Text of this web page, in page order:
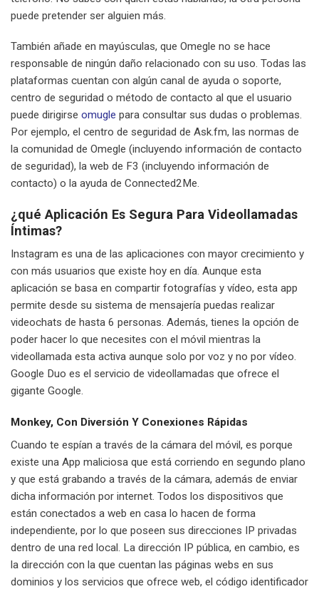
puede pretender ser alguien más.
También añade en mayúsculas, que Omegle no se hace
responsable de ningún daño relacionado con su uso. Todas las
plataformas cuentan con algún canal de ayuda o soporte,
centro de seguridad o método de contacto al que el usuario
puede dirigirse omugle para consultar sus dudas o problemas.
Por ejemplo, el centro de seguridad de Ask.fm, las normas de
la comunidad de Omegle (incluyendo información de contacto
de seguridad), la web de F3 (incluyendo información de
contacto) o la ayuda de Connected2Me.
¿qué Aplicación Es Segura Para Videollamadas
Íntimas?
Instagram es una de las aplicaciones con mayor crecimiento y
con más usuarios que existe hoy en día. Aunque esta
aplicación se basa en compartir fotografías y vídeo, esta app
permite desde su sistema de mensajería puedas realizar
videochats de hasta 6 personas. Además, tienes la opción de
poder hacer lo que necesites con el móvil mientras la
videollamada esta activa aunque solo por voz y no por vídeo.
Google Duo es el servicio de videollamadas que ofrece el
gigante Google.
Monkey, Con Diversión Y Conexiones Rápidas
Cuando te espían a través de la cámara del móvil, es porque
existe una App maliciosa que está corriendo en segundo plano
y que está grabando a través de la cámara, además de enviar
dicha información por internet. Todos los dispositivos que
están conectados a web en casa lo hacen de forma
independiente, por lo que poseen sus direcciones IP privadas
dentro de una red local. La dirección IP pública, en cambio, es
la dirección con la que cuentan las páginas webs en sus
dominios y los servicios que ofrece web, el código identificador